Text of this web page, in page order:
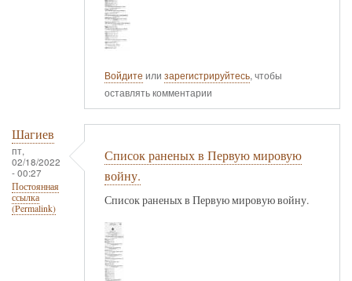
Войдите или зарегистрируйтесь, чтобы
оставлять комментарии
Шагиев
пт,
02/18/2022
- 00:27
Постоянная
ссылка
(Permalink)
Список раненых в Первую мировую
войну.
Список раненых в Первую мировую войну.